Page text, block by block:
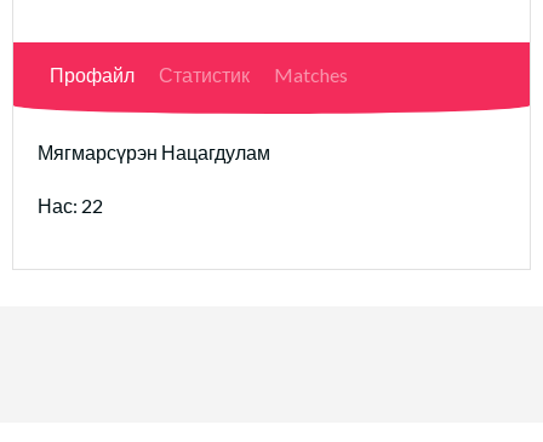
Профайл Статистик Matches
Мягмарсүрэн Нацагдулам
Нас: 22